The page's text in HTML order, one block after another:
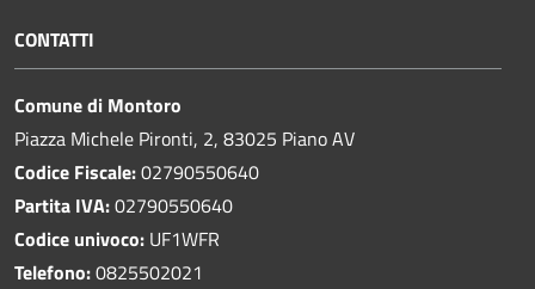
CONTATTI
Comune di Montoro
Piazza Michele Pironti, 2, 83025 Piano AV
Codice Fiscale:02790550640
Partita IVA:02790550640
Codice univoco: UF1WFR
Telefono:0825502021